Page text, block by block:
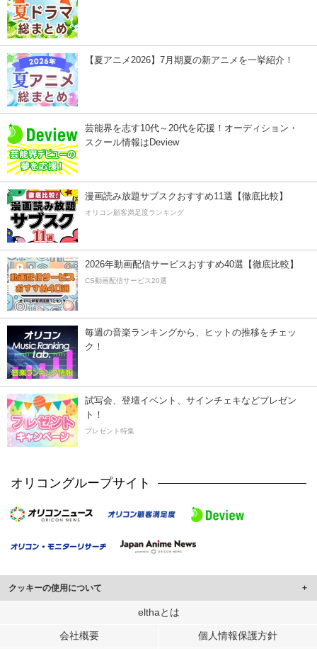
【夏アニメ2026】7月期夏の新アニメを一挙紹介！
芸能界を志す10代～20代を応援！オーディション・
スクール情報はDeview
漫画読み放題サブスクおすすめ11選【徹底比較】
オリコン顧客満足度ランキング
2026年動画配信サービスおすすめ40選【徹底比較】
CS動画配信サービス20選
毎週の音楽ランキングから、ヒットの推移をチェッ
ク！
試写会、登壇イベント、サインチェキなどプレゼン
ト！
プレゼント特集
オリコングループサイト
クッキーの使用について
このサイトでは Cookie を使用して、ユーザーに合わせたコンテンツや広告の
行っています。
elthaとは
会社概要 個人情報保護方針